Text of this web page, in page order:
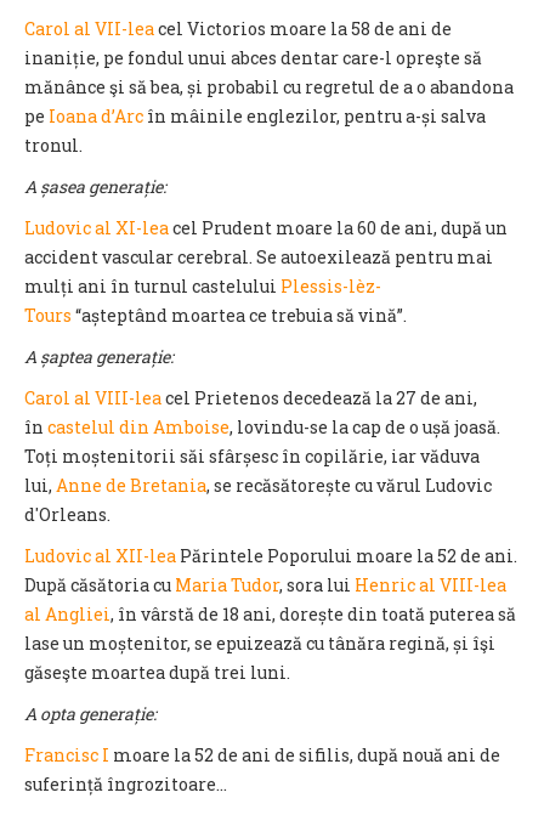
Carol al VII-leacel Victorios moare la 58 de ani de
inaniție, pe fondul unui abces dentar care-l opreşte să
mănânce şi să bea, și probabil cu regretul de a o abandona
pe Ioana d’Arc în mâinile englezilor, pentru a-și salva
tronul.
A șasea generație:
Ludovic al XI-leacel Prudent moare la 60 de ani, după un
accident vascular cerebral. Se autoexilează pentru mai
mulți ani în turnul castelului Plessis-lèz-
Tours “așteptând moartea ce trebuia să vină”.
A șaptea generație:
Carol al VIII-leacel Prietenos decedează la 27 de ani,
în castelul din Amboise, lovindu-se la cap de o ușă joasă.
Toți moștenitorii săi sfârșesc în copilărie, iar văduva
lui, Anne de Bretania, se recăsătorește cu vărul Ludovic
d'Orleans.
Ludovic al XII-lea Părintele Poporului moare la 52 de ani.
După căsătoria cu Maria Tudor, sora lui Henric al VIII-lea
al Angliei, în vârstă de 18 ani, dorește din toată puterea să
lase un moștenitor, se epuizează cu tânăra regină, și îşi
găseşte moartea după trei luni.
A opta generație:
Francisc I moare la 52 de ani de sifilis, după nouă ani de
suferință îngrozitoare…